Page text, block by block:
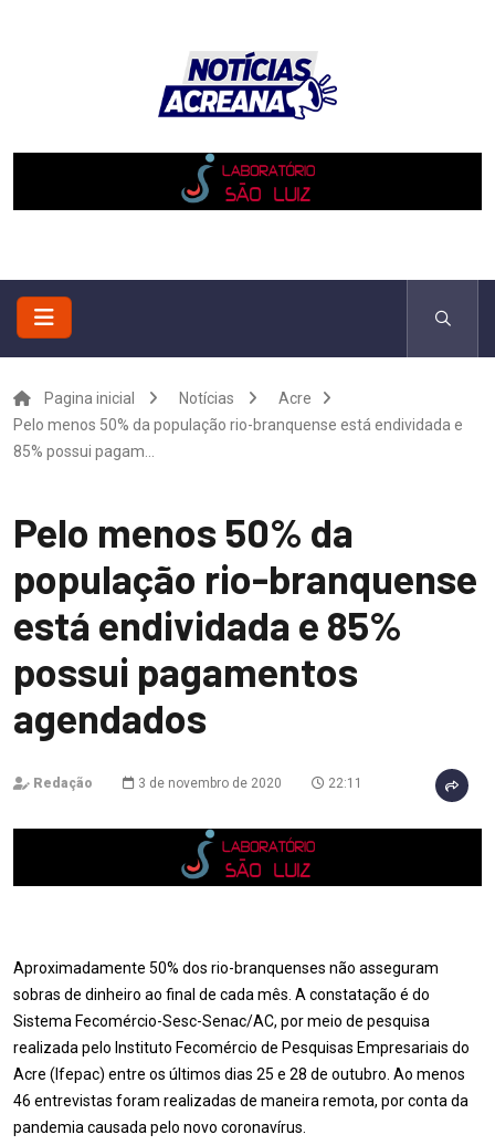
Pagina inicial Notícias
Acre
Pelo menos 50% da população rio-branquense está endividada e
85% possui pagam...
Pelo menos 50% da
população rio-branquense
está endividada e 85%
possui pagamentos
agendados
Redação 3 de novembro de 2020 22:11
Aproximadamente 50% dos rio-branquenses não asseguram
sobras de dinheiro ao final de cada mês. A constatação é do
Sistema Fecomércio-Sesc-Senac/AC, por meio de pesquisa
realizada pelo Instituto Fecomércio de Pesquisas Empresariais do
Acre (Ifepac) entre os últimos dias 25 e 28 de outubro. Ao menos
46 entrevistas foram realizadas de maneira remota, por conta da
pandemia causada pelo novo coronavírus.